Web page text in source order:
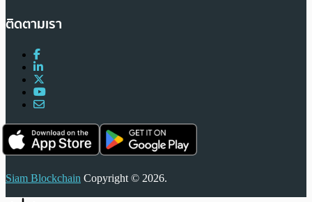
ติดตามเรา
Siam Blockchain Copyright © 2026.